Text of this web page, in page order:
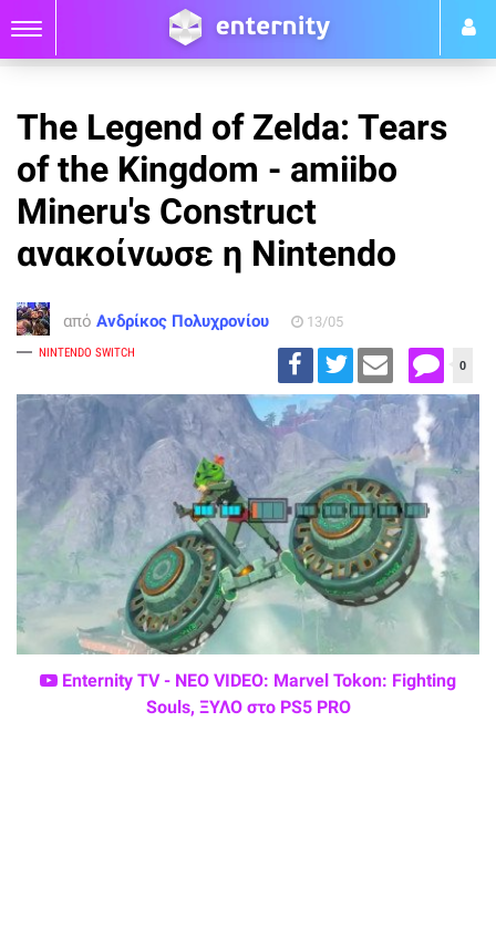
The Legend of Zelda: Tears
of the Kingdom - amiibo
Mineru's Construct
ανακοίνωσε η Nintendo
από Ανδρίκος Πολυχρονίου 13/05
NINTENDO SWITCH
0
Enternity TV - ΝΕΟ VIDEO: Marvel Tokon: Fighting
Souls, ΞΥΛΟ στο PS5 PRO